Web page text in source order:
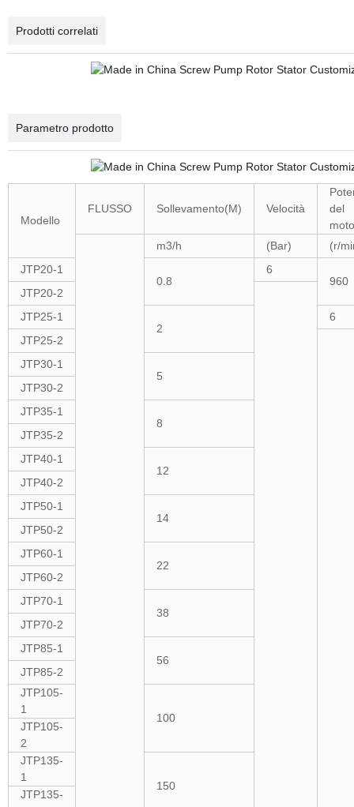
Prodotti correlati
Parametro prodotto
Modello
FLUSSO Sollevamento(M) Velocità
del
m3/h
(Bar)
(r/
JTP20-1
0.8
6
960
JTP20-2
JTP25-1
2
6
JTP25-2
JTP30-1
5
JTP30-2
JTP35-1
8
JTP35-2
JTP40-1
12
JTP40-2
JTP50-1
14
JTP50-2
JTP60-1
22
JTP60-2
JTP70-1
38
JTP70-2
JTP85-1
56
JTP85-2
JTP105-
1
100
JTP105-
2
JTP135-
1
150
JTP135-